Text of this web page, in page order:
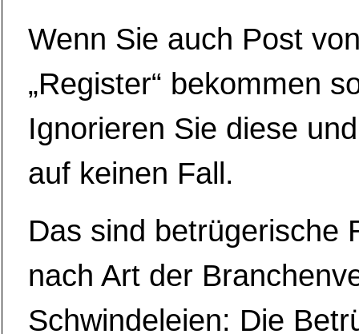
Wenn Sie auch Post
„Register“ bekommen
Ignorieren Sie diese
auf keinen Fall.
Das sind betrügerische
nach Art der
Schwindeleien: Die